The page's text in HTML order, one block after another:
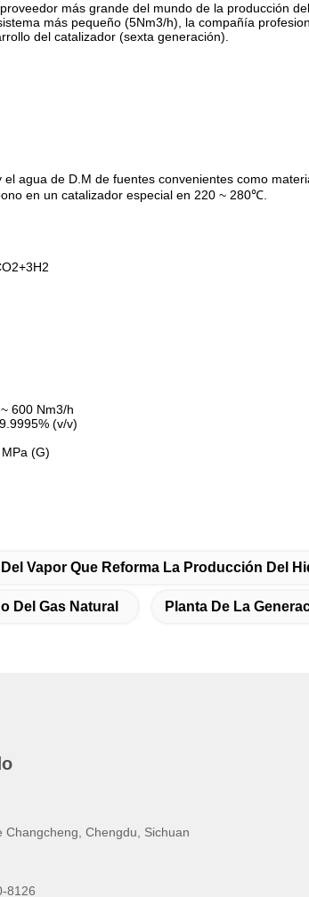
más grande del mundo de la producción
más pequeño (5Nm3/h), la compañía
del catalizador (sexta generación).
agua de D.M de fuentes convenientes como
en un catalizador especial en 220 ~ 280℃.
600 Nm3/h
(v/v)
(G)
Del Vapor Que Reforma La Producción Del
Del Gas Natural Planta De La
Changcheng, Chengdu, Sichuan
8126